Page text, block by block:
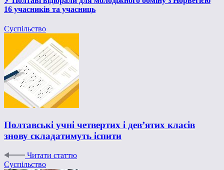
16 учасників та учасниць
Суспільство
Полтавські учні четвертих і дев’ятих класів
знову складатимуть іспити
Читати статтю
Суспільство